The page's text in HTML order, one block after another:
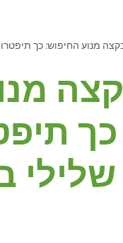
מנוע החיפוש: כך תיפטרו
שלילי